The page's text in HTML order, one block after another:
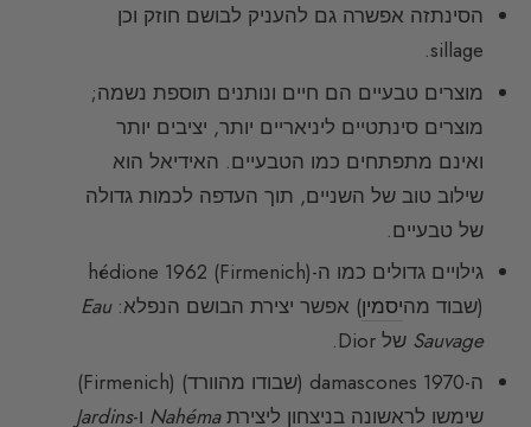
הסינתזה אפשרה גם להעניק לבושם חוזק וכן
sillage.
מוצרים טבעיים הם חיים ונותנים תוספת נשמה;
מוצרים סינתטיים ליניאריים יותר, יציבים יותר
ואינם מתפתחים כמו הטבעיים. האידיאל הוא
שילוב טוב של השניים, תוך העדפה לכמות גדולה
של טבעיים.
גילויים גדולים כמו ה-hédione 1962 (Firmenich)
(שבוד מהיסמין) אפשר יצירת הבושם הנפלא:Eau
Sauvage של Dior.
ה-damascones 1970 (שבודו מהוורד) (Firmenich)
שימשו לראשונה בניצחון ליצירתNahéma ו-Jardins